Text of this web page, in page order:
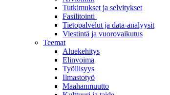
Tutkimukset ja selvitykset
Fasilitointi
Tietopalvelut ja data-analyysit
Viestintä ja vuorovaikutus
Teemat
Aluekehitys
Elinvoima
Työllisyys
Ilmastotyö
Maahanmuutto